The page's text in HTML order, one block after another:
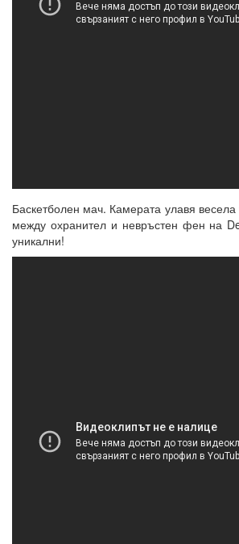
Баскетболен мач. Камерата улавя
между охранител и невръстен фен на
уникални!